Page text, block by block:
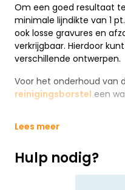
Om een goed resultaat
minimale lijndikte van 1
ook losse gravures en
verkrijgbaar. Hierdoor
verschillende ontwerpen.
Voor het onderhoud van
reinigingsborstel een
Lees meer
Hulp nodig?